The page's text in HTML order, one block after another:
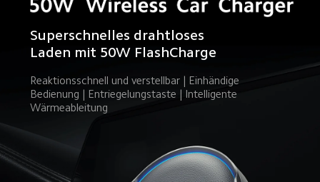
Superschnelles drahtloses
Laden mit 50W FlashCharge
Reaktionsschnell und verstellbar | Einhändige
Bedienung | Entriegelungstaste | Intelligente
Wärmeableitung